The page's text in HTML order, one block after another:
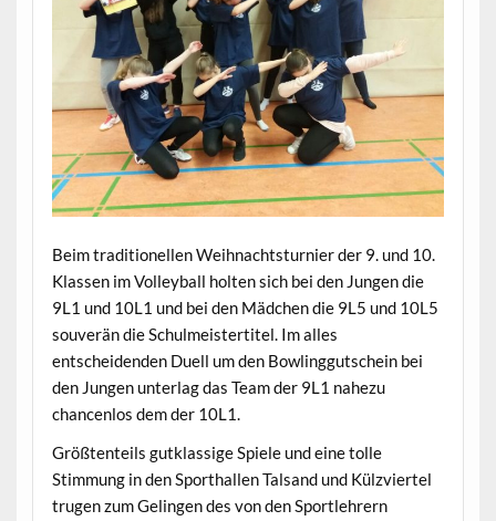
Beim traditionellen Weihnachtsturnier der 9. und 10.
Klassen im Volleyball holten sich bei den Jungen die
9L1 und 10L1 und bei den Mädchen die 9L5 und 10L5
souverän die Schulmeistertitel. Im alles
entscheidenden Duell um den Bowlinggutschein bei
den Jungen unterlag das Team der 9L1 nahezu
chancenlos dem der 10L1.
Größtenteils gutklassige Spiele und eine tolle
Stimmung in den Sporthallen Talsand und Külzviertel
trugen zum Gelingen des von den Sportlehrern